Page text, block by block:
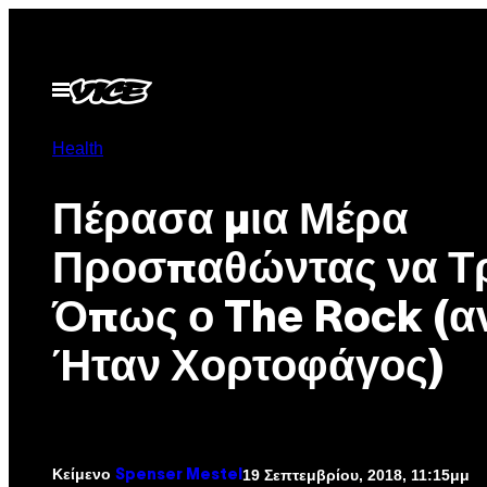
περιεχόμενο
Ανοίξτε
το
Health
Πέρασα μια Μέρα
Προσπαθώντας να
Όπως ο The Rock
Ήταν Χορτοφάγος)
Κείμενο Spenser Mestel 19 Σεπτεμβρίου, 2018, 11:15μμ